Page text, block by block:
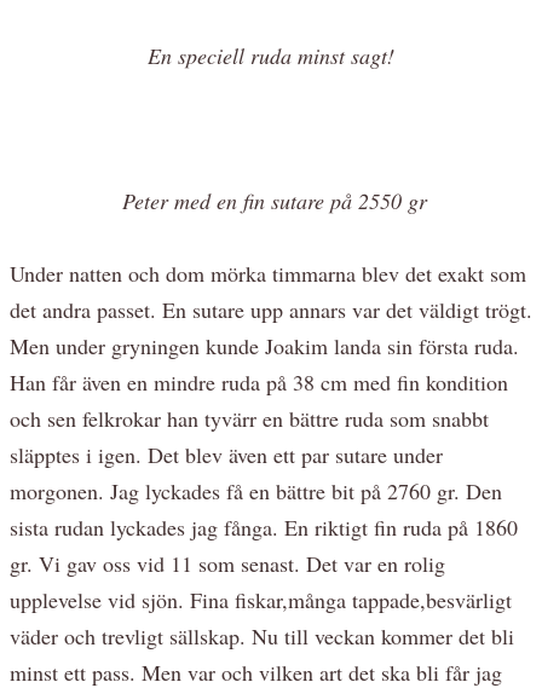
En speciell ruda minst sagt!
Peter med en fin sutare på 2550 gr
Under natten och dom mörka timmarna blev det exakt som
det andra passet. En sutare upp annars var det väldigt trögt.
Men under gryningen kunde Joakim landa sin första ruda.
Han får även en mindre ruda på 38 cm med fin kondition
och sen felkrokar han tyvärr en bättre ruda som snabbt
släpptes i igen. Det blev även ett par sutare under
morgonen. Jag lyckades få en bättre bit på 2760 gr. Den
sista rudan lyckades jag fånga. En riktigt fin ruda på 1860
gr. Vi gav oss vid 11 som senast. Det var en rolig
upplevelse vid sjön. Fina fiskar,många tappade,besvärligt
väder och trevligt sällskap. Nu till veckan kommer det bli
minst ett pass. Men var och vilken art det ska bli får jag